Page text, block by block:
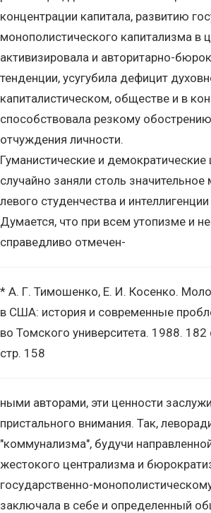
концентрации капитала, развитию
монополистического капитализма в
активизировала и авторитарно-
тенденции, усугубила дефицит
капиталистическом, обществе и в
способствовала резкому
отчуждения личности.
Гуманистические и демократические
случайно заняли столь
левого студенчества и
Думается, что при всем утопизме и
справедливо отмечен-
* А. Г. Тимошенко, Е. И. Косенко.
в США: история и современные
во Томского университета. 1988. 182
стр. 158
ными авторами, эти ценности
пристального внимания. Так,
"коммунализма", будучи
жестокого централизма и
государственно-
заключала в себе и определенный